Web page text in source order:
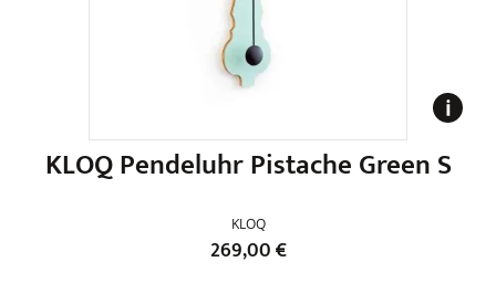
KLOQ Pendeluhr Pistache Green S
KLOQ
269,00€